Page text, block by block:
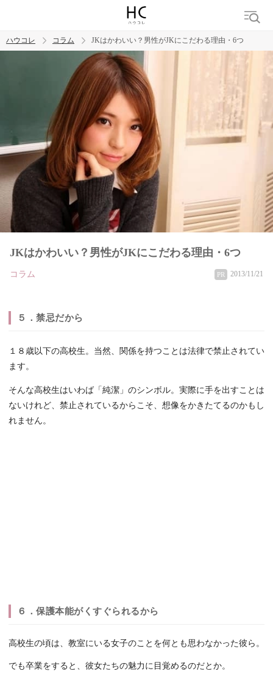
トレンド ワード
男ウケ NG行動 彼女
ハウコレ コラム JKはかわいい？男性がJKにこだわる理由・6つ
JKはかわいい？男性がJKにこだわる理由・6つ
コラム PR 2013/11/21
５．禁忌だから
１８歳以下の高校生。当然、関係を持つことは法律で禁止されてい
ます。
そんな高校生はいわば「純潔」のシンボル。実際に手を出すことは
ないけれど、禁止されているからこそ、想像をかきたてるのかもし
れません。
６．保護本能がくすぐられるから
高校生の頃は、教室にいる女子のことを何とも思わなかった彼ら。
でも卒業をすると、彼女たちの魅力に目覚めるのだとか。